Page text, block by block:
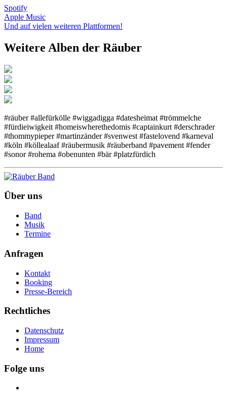
Spotify
Apple Music
Und auf vielen weiteren Plattformen!
Weitere Alben der Räuber
#räuber #allefürkölle #wiggadigga #datesheimat #trömmelche
#fürdieiwigkeit #homeiswherethedomis #captainkurt #derschrader
#thommypieper #martinzänder #svenwest #fastelovend #karneval
#köln #köllealaaf #räubermusik #räuberband #pavement #fender
#sonor #rohema #obenunten #bär #platzfürdich
Über uns
Band
Musik
Termine
Anfragen
Kontakt
Booking
Presse-Bereich
Rechtliches
Datenschutz
Impressum
Home
Folge uns